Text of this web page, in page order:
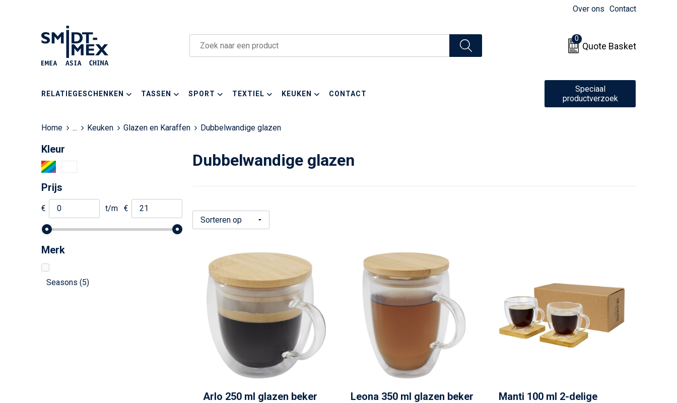
Over ons Contact
0
Quote Basket
RELATIEGESCHENKEN TASSEN SPORT TEXTIEL KEUKEN CONTACT
Speciaal
productverzoek
Home ... Keuken Glazen en Karaffen Dubbelwandige glazen
Kleur
Prijs
€ t/m €
Merk
Seasons (5)
Dubbelwandige glazen
Arlo 250 ml glazen beker
Leona 350 ml glazen beker
Manti 100 ml 2-delige